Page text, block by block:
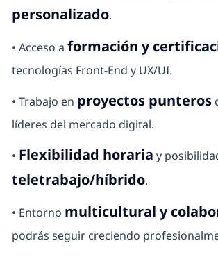
personalizado.
• Acceso a formación y
tecnologías Front-End y UX/UI.
• Trabajo en proyectos punteros
líderes del mercado digital.
• Flexibilidad horaria y
teletrabajo/híbrido.
• Entorno multicultural y
podrás seguir creciendo